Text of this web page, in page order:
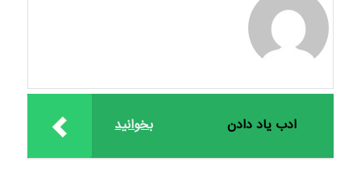
بخوانید ادب یاد دادن